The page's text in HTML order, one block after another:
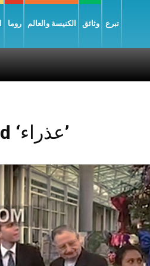
روما الكنيسة والعالم وثائق تبرع
Posts Tagged ‘عذراء’